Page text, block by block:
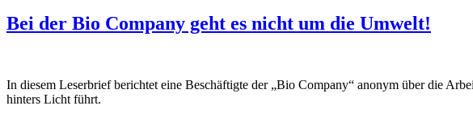
Bei der Bio Company geht es nicht um die Umwelt!
In diesem Leserbrief berichtet eine Beschäftigte der „Bio Company“ anonym über die
hinters Licht führt.